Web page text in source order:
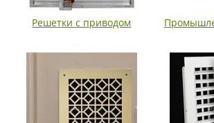
Решетки с приводом